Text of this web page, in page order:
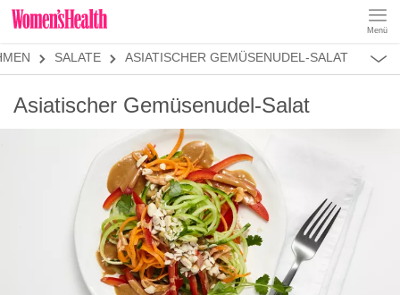
Menü
REZEPTESALATE ASIATISCHER GEMÜSENUDEL-SALAT
Asiatischer Gemüsenudel-Salat